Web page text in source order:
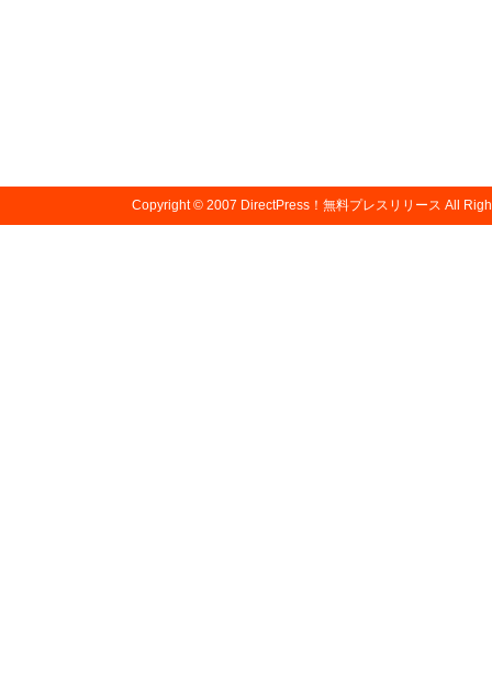
Copyright © 2007 DirectPress！無料プレスリリース All